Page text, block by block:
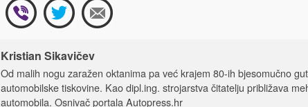
Kristian Sikavičev
Od malih nogu zaražen oktanima pa već krajem 80-ih bjesomučno
automobilske tiskovine. Kao dipl.ing. strojarstva čitatelju približava
automobila. Osnivač portala Autopress.hr